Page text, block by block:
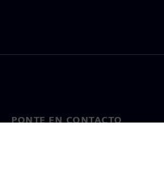
PONTE EN CONTACTO